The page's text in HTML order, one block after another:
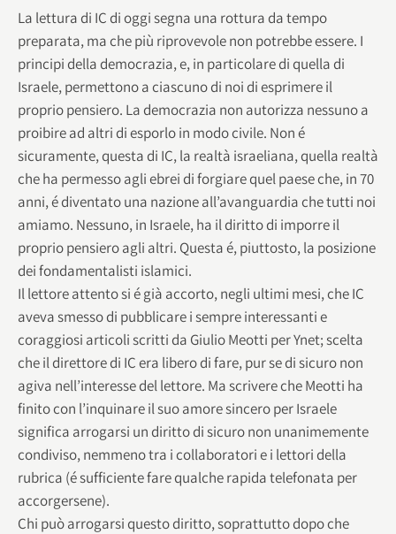
La lettura di IC di oggi segna una rottura da tempo
preparata, ma che più riprovevole non potrebbe essere. I
principi della democrazia, e, in particolare di quella di
Israele, permettono a ciascuno di noi di esprimere il
proprio pensiero. La democrazia non autorizza nessuno a
proibire ad altri di esporlo in modo civile. Non é
sicuramente, questa di IC, la realtà israeliana, quella realtà
che ha permesso agli ebrei di forgiare quel paese che, in 70
anni, é diventato una nazione all’avanguardia che tutti noi
amiamo. Nessuno, in Israele, ha il diritto di imporre il
proprio pensiero agli altri. Questa é, piuttosto, la posizione
dei fondamentalisti islamici.
Il lettore attento si é già accorto, negli ultimi mesi, che IC
aveva smesso di pubblicare i sempre interessanti e
coraggiosi articoli scritti da Giulio Meotti per Ynet; scelta
che il direttore di IC era libero di fare, pur se di sicuro non
agiva nell’interesse del lettore. Ma scrivere che Meotti ha
finito con l’inquinare il suo amore sincero per Israele
significa arrogarsi un diritto di sicuro non unanimemente
condiviso, nemmeno tra i collaboratori e i lettori della
rubrica (é sufficiente fare qualche rapida telefonata per
accorgersene).
Chi può arrogarsi questo diritto, soprattutto dopo che